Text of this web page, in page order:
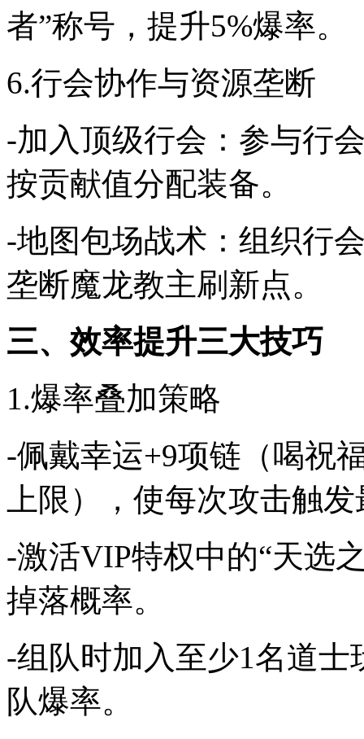
者”称号，提升5%爆率。
6.行会协作与资源垄断
-加入顶级行会：参与行
按贡献值分配装备。
-地图包场战术：组织行
垄断魔龙教主刷新点。
三、效率提升三大技巧
1.爆率叠加策略
-佩戴幸运+9项链（喝祝
上限），使每次攻击触
-激活VIP特权中的“天选
掉落概率。
-组队时加入至少1名道士
队爆率。